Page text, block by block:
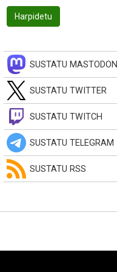
SUSTATU MASTODON
SUSTATU TWITTER
SUSTATU TWITCH
SUSTATU TELEGRAM
SUSTATU RSS